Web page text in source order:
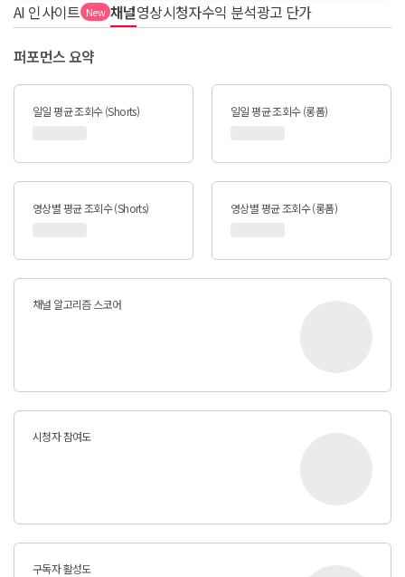
AI 인사이트 New 채널영상시청자수익 분석광고 단가
퍼포먼스 요약
일일 평균 조회수 (Shorts) 일일 평균 조회수 (롱폼)
영상별 평균 조회수 (Shorts) 영상별 평균 조회수 (롱폼)
채널 알고리즘 스코어
시청자 참여도
구독자 활성도